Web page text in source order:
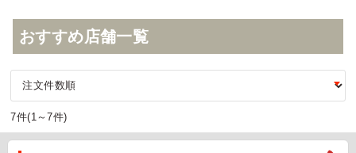
おすすめ店舗一覧
7件(1～7件)